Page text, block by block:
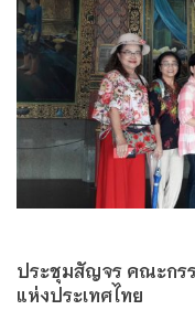
ประชุมสัญจร คณะกร
แห่งประเทศไทย